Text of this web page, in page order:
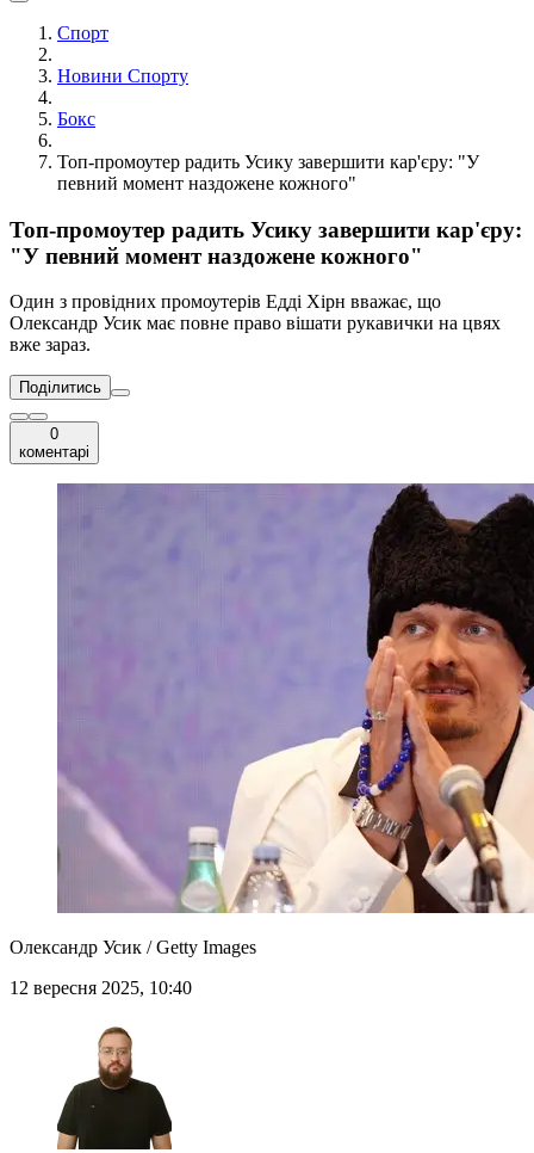
Спорт
Новини Спорту
Бокс
Топ-промоутер радить Усику завершити кар'єру: "У
певний момент наздожене кожного"
Топ-промоутер радить Усику завершити кар'єру:
"У певний момент наздожене кожного"
Один з провідних промоутерів Едді Хірн вважає, що
Олександр Усик має повне право вішати рукавички на цвях
вже зараз.
Поділитись
0
коментарі
Олександр Усик / Getty Images
12 вересня 2025, 10:40